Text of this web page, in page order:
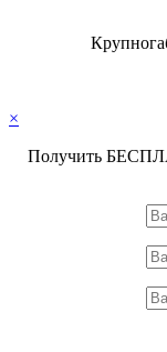
×
Получить